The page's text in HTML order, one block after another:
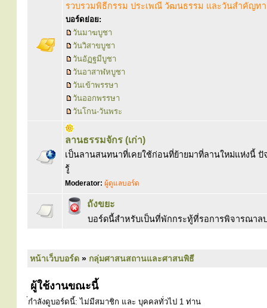
รวบรวมพิธีกรรม ประเพณี วัฒนธรรม และวันสำคัญท
บอร์ดย่อย:
วันมาฆบูชา
วันวิสาขบูชา
วันอัฏฐมีบูชา
วันอาสาฬหบูชา
วันเข้าพรรษา
วันออกพรรษา
วันโกน-วันพระ
ลานธรรมจักร (เก่า)
เป็นลานสนทนาที่เคยใช้ก่อนที่ย้ายมาที่ลานใหม่แห่งนี้ ปั
รู้
Moderator: ผู้ดูแลบอร์ด
ถังขยะ
บอร์ดนี้สำหรับเป็นที่พักกระทู้ที่รอการพิจารณาล
หน้าเว็บบอร์ด » กลุ่มศาสนสถานและศาสนพิธี
ผู้ใช้งานขณะนี้
่กำลังดูบอร์ดนี้: ไม่มีสมาชิก และ บุคคลทั่วไป 1 ท่าน